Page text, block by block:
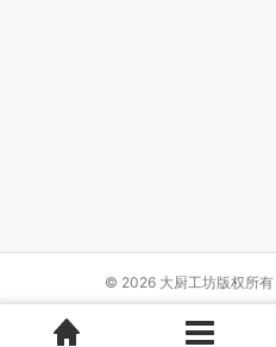
© 2026 大厨工坊版权所有